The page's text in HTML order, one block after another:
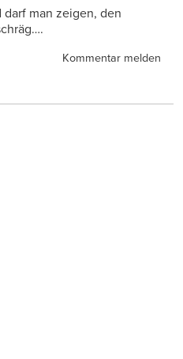
man zeigen, den
Kommentar melden